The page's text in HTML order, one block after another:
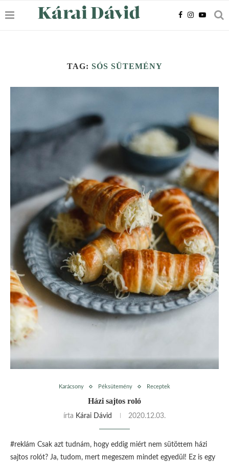
TAG: SÓS SÜTEMÉNY
Karácsony Péksütemény Receptek
Házi sajtos roló
írta Kárai Dávid 2020.12.03.
#reklám Csak azt tudnám, hogy eddig miért nem sütöttem házi
sajtos rolót? Ja, tudom, mert megeszem mindet egyedül! Ez is egy